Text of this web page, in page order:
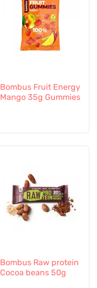
Bombus Fruit Energy
Mango 35g Gummies
Bombus Raw protein
Cocoa beans 50g